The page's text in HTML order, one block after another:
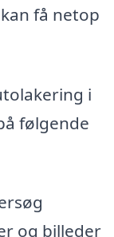
få netop
i
følgende
og billeder